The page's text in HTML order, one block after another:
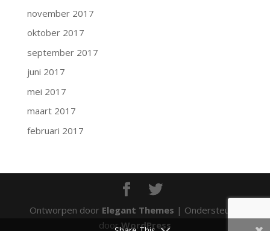
november 2017
oktober 2017
september 2017
juni 2017
mei 2017
maart 2017
februari 2017
Ontworpen door Elegant Themes | Ondersteund
doorWordPress